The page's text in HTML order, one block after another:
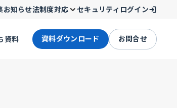
お知らせ法制度対応 セキュリティ ログイン
資料 資料ダウンロード お問合せ